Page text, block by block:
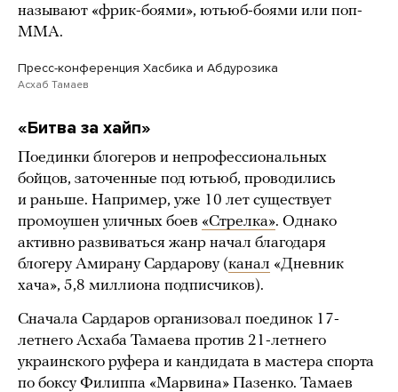
называют «фрик-боями», ютьюб-боями или поп-
ММА.
Пресс-конференция Хасбика и Абдурозика
Асхаб Тамаев
«Битва за хайп»
Поединки блогеров и непрофессиональных
бойцов, заточенные под ютьюб, проводились
и раньше. Например, уже 10 лет существует
промоушен уличных боев «Стрелка». Однако
активно развиваться жанр начал благодаря
блогеру Амирану Сардарову (канал «Дневник
хача», 5,8 миллиона подписчиков).
Сначала Сардаров организовал поединок 17-
летнего Асхаба Тамаева против 21-летнего
украинского руфера и кандидата в мастера спорта
по боксу Филиппа «Марвина» Пазенко. Тамаев